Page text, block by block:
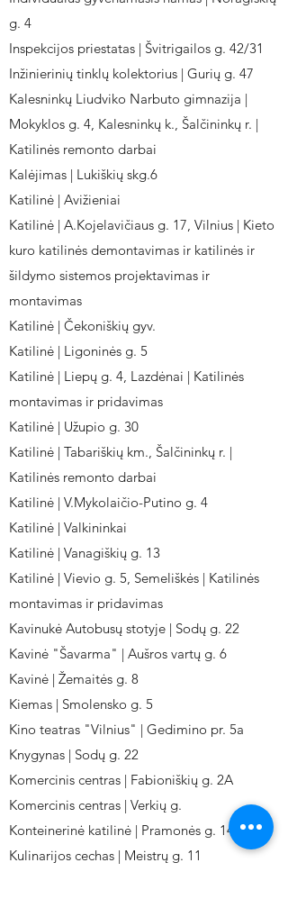
g. 4
Inspekcijos priestatas | Švitrigailos g. 42/31
Inžinierinių tinklų kolektorius | Gurių g. 47
Kalesninkų Liudviko Narbuto gimnazija |
Mokyklos g. 4, Kalesninkų k., Šalčininkų r. |
Katilinės remonto darbai
Kalėjimas | Lukiškių skg.6
Katilinė | Avižieniai
Katilinė | A.Kojelavičiaus g. 17, Vilnius | Kieto
kuro katilinės demontavimas ir katilinės ir
šildymo sistemos projektavimas ir
montavimas
Katilinė | Čekoniškių gyv.
Katilinė | Ligoninės g. 5
Katilinė | Liepų g. 4, Lazdėnai | Katilinės
montavimas ir pridavimas
Katilinė | Užupio g. 30
Katilinė | Tabariškių km., Šalčininkų r. |
Katilinės remonto darbai
Katilinė | V.Mykolaičio-Putino g. 4
Katilinė | Valkininkai
Katilinė | Vanagiškių g. 13
Katilinė | Vievio g. 5, Semeliškės | Katilinės
montavimas ir pridavimas
Kavinukė Autobusų stotyje | Sodų g. 22
Kavinė "Šavarma" | Aušros vartų g. 6
Kavinė | Žemaitės g. 8
Kiemas | Smolensko g. 5
Kino teatras "Vilnius" | Gedimino pr. 5a
Knygynas | Sodų g. 22
Komercinis centras | Fabioniškių g. 2A
Komercinis centras | Verkių g.
Konteinerinė katilinė | Pramonės g. 141
Kulinarijos cechas | Meistrų g. 11